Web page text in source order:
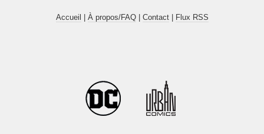
Accueil À propos/FAQ| Contact| Flux RSS